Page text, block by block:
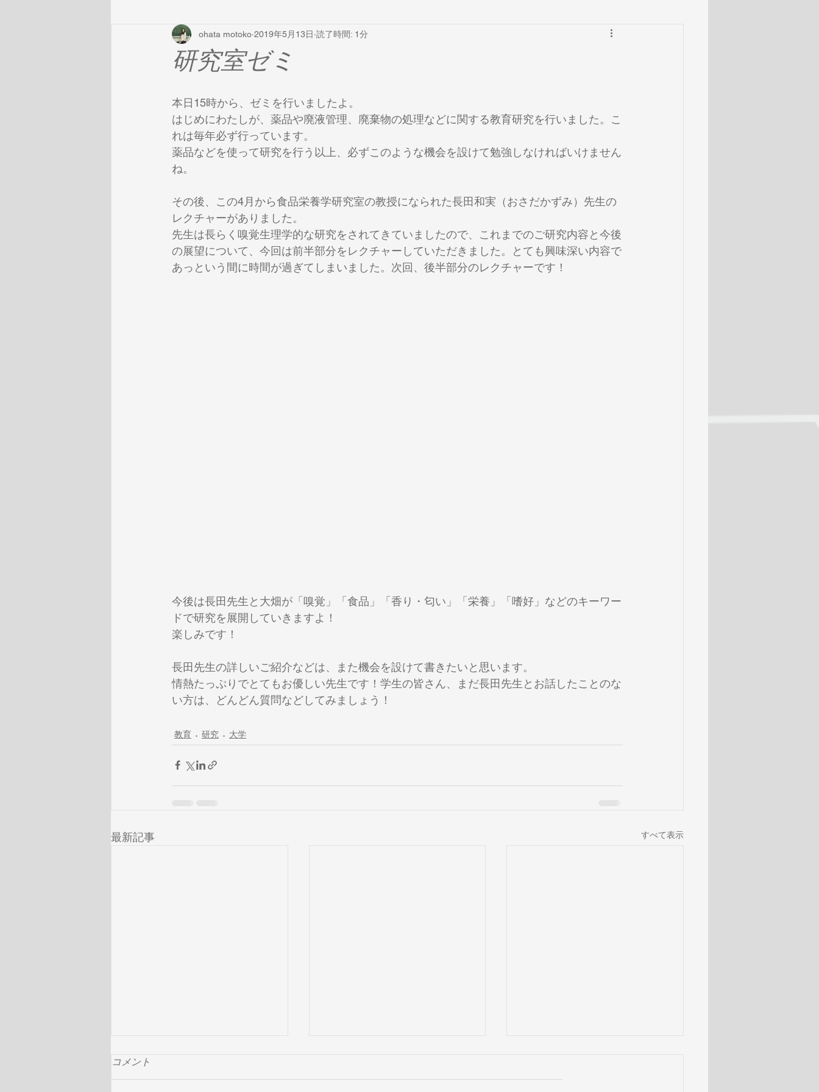
研究室ゼミ
ohata motoko 2019年5月13日 読了時間: 1分
本日15時から、ゼミを行いましたよ。
はじめにわたしが、薬品や廃液管理、廃棄物の処理などに関する教育研究を行いました。こ
れは毎年必ず行っています。
薬品などを使って研究を行う以上、必ずこのような機会を設けて勉強しなければいけません
ね。
その後、この4月から食品栄養学研究室の教授になられた長田和実（おさだかずみ）先生の
レクチャーがありました。
先生は長らく嗅覚生理学的な研究をされてきていましたので、これまでのご研究内容と今後
の展望について、今回は前半部分をレクチャーしていただきました。とても興味深い内容で
あっという間に時間が過ぎてしまいました。次回、後半部分のレクチャーです！
今後は長田先生と大畑が「嗅覚」「食品」「香り・匂い」「栄養」「嗜好」などのキーワー
ドで研究を展開していきますよ！
楽しみです！
長田先生の詳しいご紹介などは、また機会を設けて書きたいと思います。
情熱たっぷりでとてもお優しい先生です！学生の皆さん、まだ長田先生とお話したことのな
い方は、どんどん質問などしてみましょう！
教育 研究 大学
最新記事 すべて表示
コメント